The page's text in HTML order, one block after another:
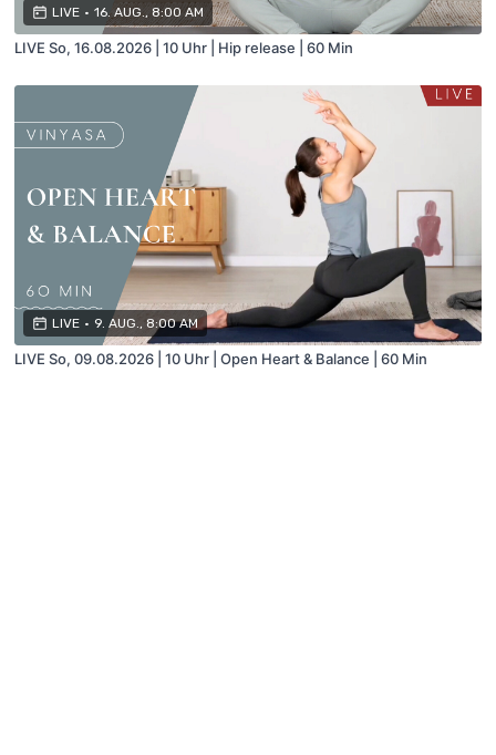
LIVE • 16. AUG., 8:00 AM
LIVE So, 16.08.2026 | 10 Uhr | Hip release | 60 Min
LIVE • 9. AUG., 8:00 AM
LIVE So, 09.08.2026 | 10 Uhr | Open Heart & Balance | 60 Min